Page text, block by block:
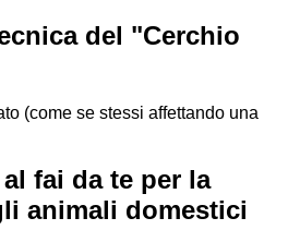
del "Cerchio
(come se stessi affettando una
fai da te per la
animali domestici